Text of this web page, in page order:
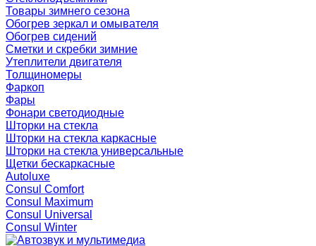
Товары зимнего сезона
Обогрев зеркал и омывателя
Обогрев сидений
Сметки и скребки зимние
Утеплители двигателя
Толщиномеры
Фаркоп
Фары
Фонари светодиодные
Шторки на стекла
Шторки на стекла каркасные
Шторки на стекла универсальные
Щетки бескаркасные
Autoluxe
Consul Comfort
Consul Maximum
Consul Universal
Consul Winter